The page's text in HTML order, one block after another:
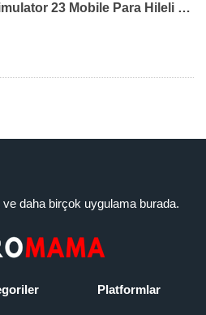
Farming Simulator 23 Mobile Para Hileli MOD APK indir [v0.0.0.8]
daha birçok uygulama burada.
Platformlar